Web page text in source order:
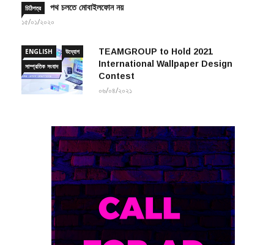
চিঠিপত্র পথ চলতে মোবাইলফোন নয়
১৫/০১/২০২০
ENGLISH
উদ্যোগ
সাম্প্রতিক সংবাদ
TEAMGROUP to Hold 2021
International Wallpaper Design
Contest
০৬/০৪/২০২১